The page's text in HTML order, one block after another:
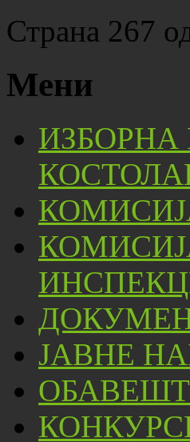
Страна 267
Мени
ЈАВНЕ